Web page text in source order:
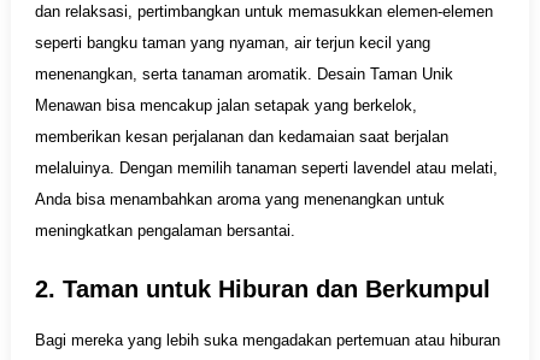
dan relaksasi, pertimbangkan untuk memasukkan elemen-elemen
seperti bangku taman yang nyaman, air terjun kecil yang
menenangkan, serta tanaman aromatik. Desain Taman Unik
Menawan bisa mencakup jalan setapak yang berkelok,
memberikan kesan perjalanan dan kedamaian saat berjalan
melaluinya. Dengan memilih tanaman seperti lavendel atau melati,
Anda bisa menambahkan aroma yang menenangkan untuk
meningkatkan pengalaman bersantai.
2. Taman untuk Hiburan dan Berkumpul
Bagi mereka yang lebih suka mengadakan pertemuan atau hiburan